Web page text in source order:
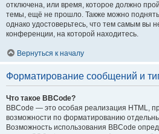
отключена, или время, которое должно
темы, ещё не прошло. Также можно поднять
однако удостоверьтесь, что тем самым вы
конференции, на которой находитесь.
Вернуться к началу
Форматирование сообщений и
Что такое BBCode?
BBCode — это особая реализация HTML,
возможности по форматированию
Возможность использования BBCode